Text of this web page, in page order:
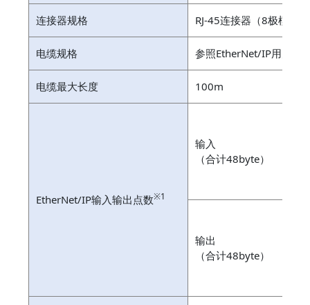
连接器规格 RJ-45连接器（8极模块
电缆规格 参照EtherNet/IP用户操
电缆最大长度 100m
EtherNet/IP输入输出点数※1
输入
（合计48byte）
输出
（合计48byte）